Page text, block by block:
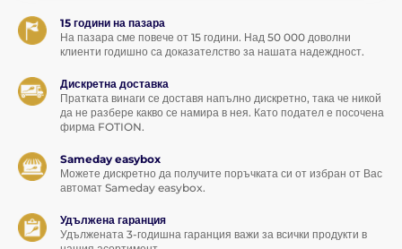
Материал:
кожа / Карабинер: издръжлив метал (никелирана
стомана)
Дължина :120 см
Страна на произход:Чешка република (Произведено в
ЧР)
Цвят:Черен с червени шевове и детайли
Употреба:Предназначено за закрепване към нашийници,
Марка:LOVEO
15 години на пазара
На пазара сме повече от 15 години. Над 50 000 доволни
клиенти годишно са доказателство за нашата надеждност.
Дискретна доставка
Пратката винаги се доставя напълно дискретно, така че никой
да не разбере какво се намира в нея. Като подател е посочена
фирма FOTION.
Sameday easybox
Можете дискретно да получите поръчката си от избран от Вас
автомат Sameday easybox.
Удължена гаранция
Удължената 3-годишна гаранция важи за всички продукти в